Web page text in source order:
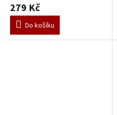
279 Kč
Do košíku